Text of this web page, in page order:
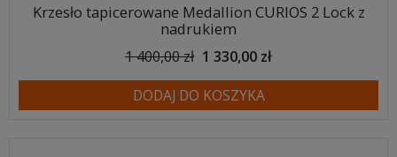
Krzesło tapicerowane Medallion CURIOS 2 Lock z
nadrukiem
1 400,00 zł 1 330,00 zł
DODAJ DO KOSZYKA